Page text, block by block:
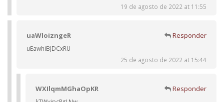
19 de agosto de 2022 at 11:55
uaWloizngeR Responder
uEawhiBJDCxRU
25 de agosto de 2022 at 15:44
WXIlqmMGhaOpKR Responder